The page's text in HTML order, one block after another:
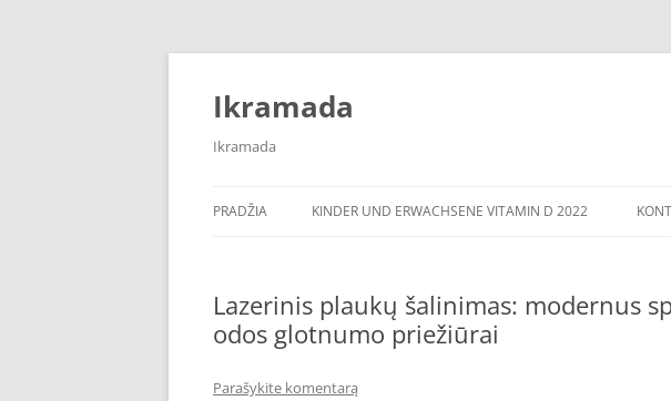
Pereiti
turinio
Ikramada
Ikramada
PRADŽIA KINDER UND ERWACHSENE VITAMIN D 2022
Lazerinis plaukų šalinimas: modernus
odos glotnumo priežiūrai
Parašykite komentarą